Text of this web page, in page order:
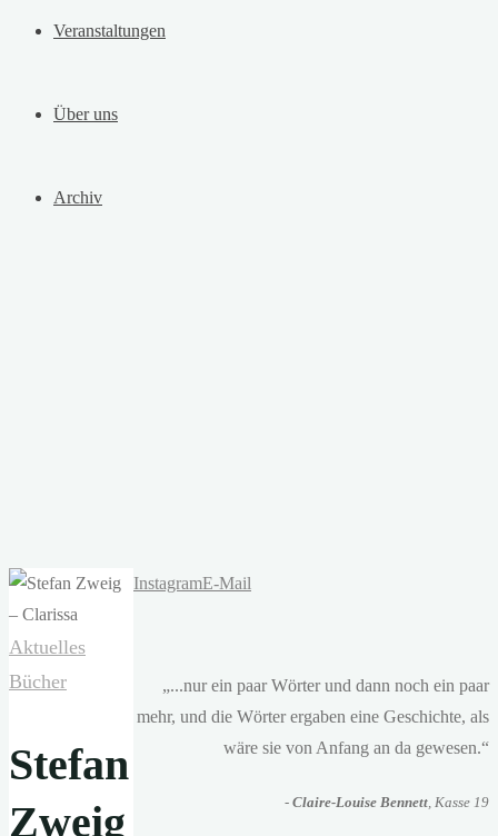
Veranstaltungen
Über uns
Archiv
Aktuelles
Bücher
Stefan
Zweig
InstagramE-Mail
„...nur ein paar Wörter und dann noch ein paar
mehr, und die Wörter ergaben eine Geschichte, als
wäre sie von Anfang an da gewesen.“
- Claire-Louise Bennett, Kasse 19